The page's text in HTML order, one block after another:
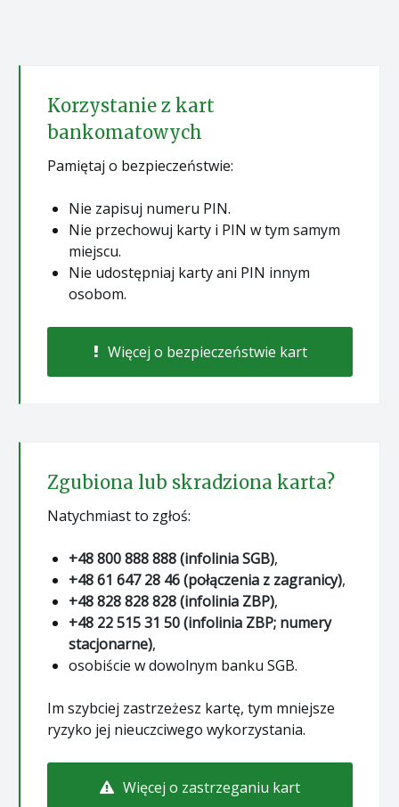
Korzystanie z kart
bankomatowych
Pamiętaj o bezpieczeństwie:
Nie zapisuj numeru PIN.
Nie przechowuj karty i PIN w tym samym
miejscu.
Nie udostępniaj karty ani PIN innym
osobom.
Więcej o bezpieczeństwie kart
Zgubiona lub skradziona karta?
Natychmiast to zgłoś:
+48 800 888 888 (infolinia SGB),
+48 61 647 28 46 (połączenia z zagranicy),
+48 828 828 828 (infolinia ZBP),
+48 22 515 31 50 (infolinia ZBP; numery
stacjonarne),
osobiście w dowolnym banku SGB.
Im szybciej zastrzeżesz kartę, tym mniejsze
ryzyko jej nieuczciwego wykorzystania.
Więcej o zastrzeganiu kart